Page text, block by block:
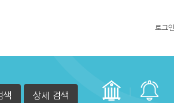
로그인
색 상세 검색